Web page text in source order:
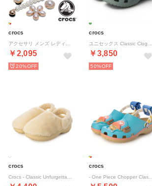
crocs
￥2,095
20%
crocs
￥3,850
50%
crocs crocs